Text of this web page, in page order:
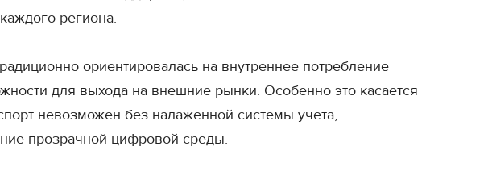
региона.
ориентировалась на внутреннее потребление
для выхода на внешние рынки. Особенно это касается
невозможен без налаженной системы учета,
прозрачной цифровой среды.